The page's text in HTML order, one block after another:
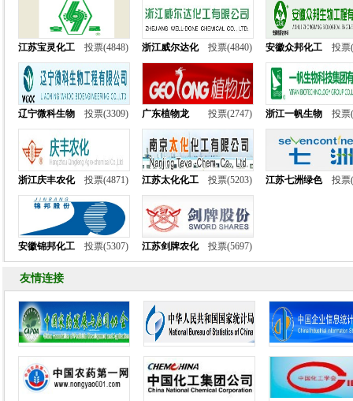
江苏宝灵化工 投票(4848) 浙江威尔达化 投票(4840) 安徽众邦化工 投票
辽宁微科生物 投票(3309) 广东植物龙 投票(2747) 浙江一帆生物 投票
浙江庆丰农化 投票(4871) 江苏太化化工 投票(5203) 江苏七洲绿色 投票
安徽锦邦化工 投票(5307) 江苏剑牌农化 投票(5697)
友情连接